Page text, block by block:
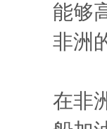
能够
非洲
在非